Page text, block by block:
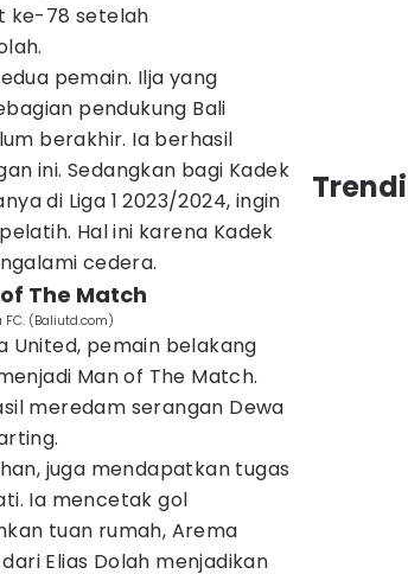
ke-78 setelah
pemain. Ilja yang
pendukung Bali
berakhir. Ia berhasil
ini. Sedangkan bagi Kadek
di Liga 1 2023/2024, ingin
Hal ini karena Kadek
cedera.
The Match
(Baliutd.com)
United, pemain belakang
Man of The Match.
meredam serangan Dewa
juga mendapatkan tugas
Ia mencetak gol
tuan rumah, Arema
Elias Dolah menjadikan